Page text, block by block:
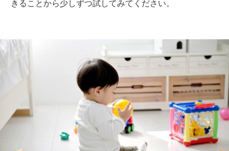
きることから少しずつ試してみてください。